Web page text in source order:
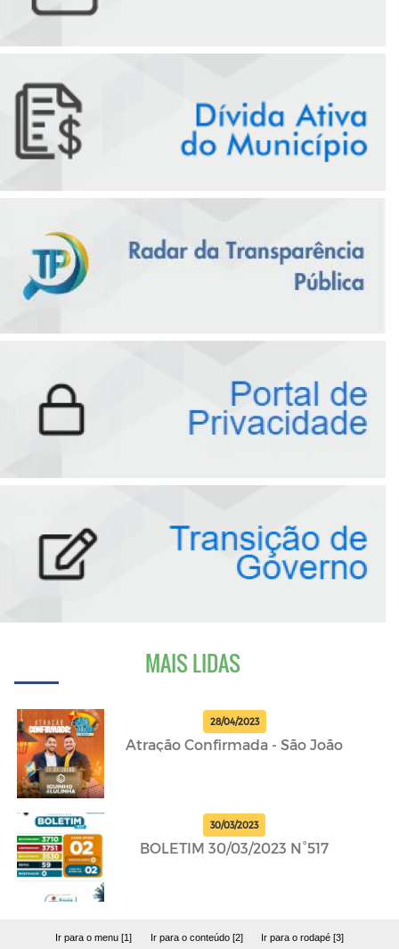
MAIS LIDAS
28/04/2023
Atração Confirmada - São João
30/03/2023
BOLETIM 30/03/2023 N°517
Ir para o menu [1] Ir para o conteúdo [2] Ir para o rodapé [3]